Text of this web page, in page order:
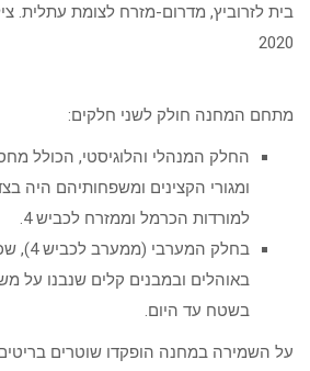
בית לזרוביץ, מדרום-מזרח לצומת עתלית.
2020
מתחם המחנה חולק לשני חלקים:
החלק המנהלי והלוגיסטי, הכולל
ומגורי הקצינים ומשפחותיהם היה
למורדות הכרמל וממזרח לכביש 4.
בחלק
באוהלים ובמבנים קלים שנבנו על
בשטח עד היום.
על השמירה במחנה הופקדו שוטרים